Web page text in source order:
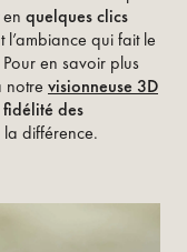
quelques clics
qui fait le
Pour en savoir plus
notre visionneuse 3D
des
la différence.